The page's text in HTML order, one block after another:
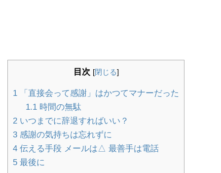
目次 [閉じる]
1 「直接会って感謝」はかつてマナーだった
1.1時間の無駄
2 いつまでに辞退すればいい？
3 感謝の気持ちは忘れずに
4 伝える手段 メールは△ 最善手は電話
5 最後に